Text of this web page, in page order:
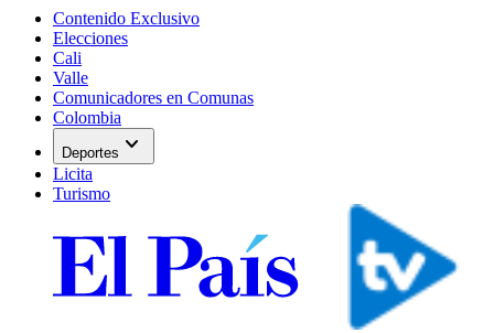
Contenido Exclusivo
Elecciones
Cali
Valle
Comunicadores en Comunas
Colombia
Deportes expand_more
Licita
Turismo